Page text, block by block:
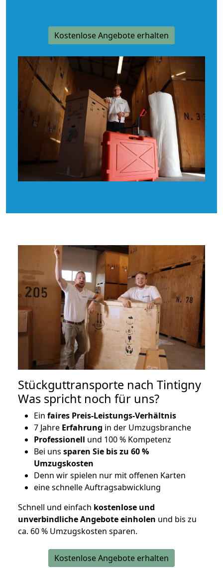
Kostenlose Angebote erhalten
Stückguttransporte nach Tintigny
Was spricht noch für uns?
Ein faires Preis-Leistungs-Verhältnis
7 Jahre Erfahrung in der Umzugsbranche
Professionell und 100 % Kompetenz
Bei uns sparen Sie bis zu 60 %
Umzugskosten
Denn wir spielen nur mit offenen Karten
eine schnelle Auftragsabwicklung
Schnell und einfach kostenlose und
unverbindliche Angebote einholen und bis zu
ca. 60 % Umzugskosten sparen.
Kostenlose Angebote erhalten